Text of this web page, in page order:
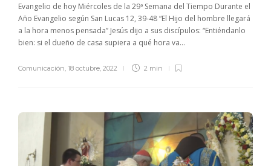
Evangelio de hoy Miércoles de la 29ª Semana del Tiempo Durante el
Año Evangelio según San Lucas 12, 39-48 “El Hijo del hombre llegará
a la hora menos pensada” Jesús dijo a sus discípulos: “Entiéndanlo
bien: si el dueño de casa supiera a qué hora va...
Comunicación, 18 octubre, 2022 2 min